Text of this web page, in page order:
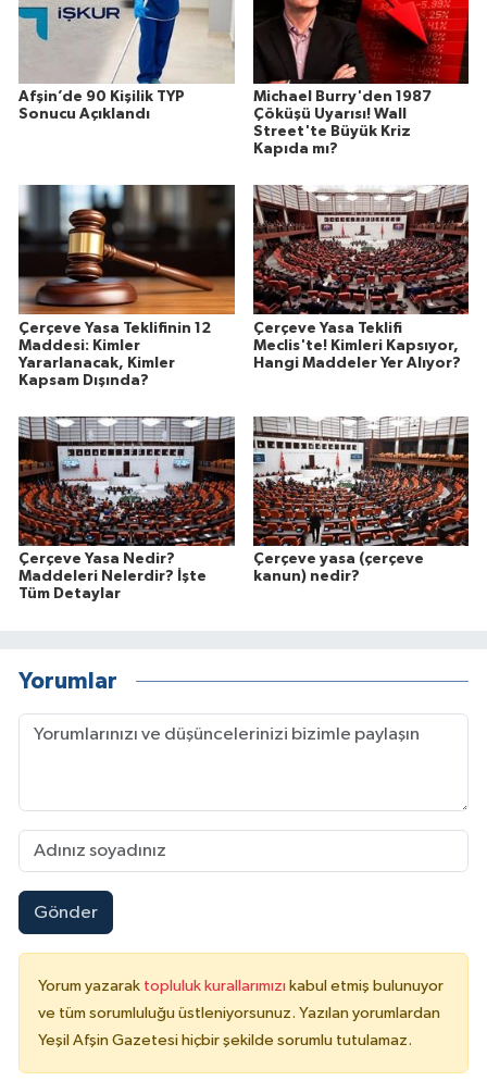
Afşin’de 90 Kişilik TYP
Sonucu Açıklandı
Michael Burry'den 1987
Çöküşü Uyarısı! Wall
Street'te Büyük Kriz
Kapıda mı?
Çerçeve Yasa Teklifinin 12
Maddesi: Kimler
Yararlanacak, Kimler
Kapsam Dışında?
Çerçeve Yasa Teklifi
Meclis'te! Kimleri Kapsıyor,
Hangi Maddeler Yer Alıyor?
Çerçeve Yasa Nedir?
Maddeleri Nelerdir? İşte
Tüm Detaylar
Çerçeve yasa (çerçeve
kanun) nedir?
Yorumlar
Gönder
Yorum yazarak topluluk kurallarımızı kabul etmiş bulunuyor
ve tüm sorumluluğu üstleniyorsunuz. Yazılan yorumlardan
Yeşil Afşin Gazetesi hiçbir şekilde sorumlu tutulamaz.